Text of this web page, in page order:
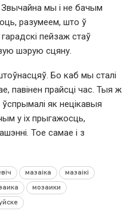
Звычайна мы і не бачым
разумеем, што ў
пейзаж стаў
шэрую сцяну.
Бо каб мы сталі
павінен прайсці час. Тыя ж
як нецікавыя
у іх прыгажосць,
Тое самае і з
мазаіка
мазаікі
мозаики